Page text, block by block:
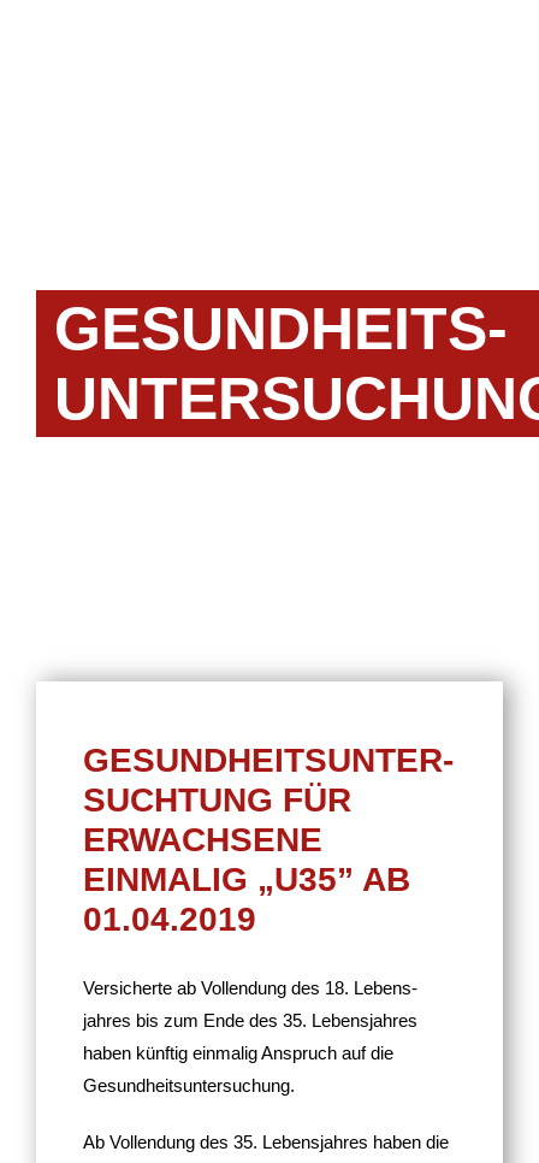
GESUNDHEITS­
GESUND­HEITS­UN­TER­
SUCH­TUNG FÜR
ERWACH­SENE
EINMALIG „U35” AB
01.04.2019
Versi­cherte ab Voll­endung des 18. Lebens­
jahres bis zum Ende des 35. Lebens­jahres
haben künftig einmalig Anspruch auf die
Gesundheitsuntersuchung.
Ab Voll­endung des 35. Lebens­jahres haben die